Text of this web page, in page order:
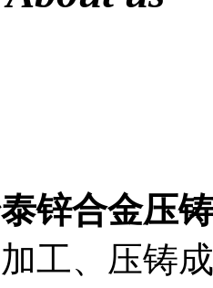
锌合金压
工、压铸